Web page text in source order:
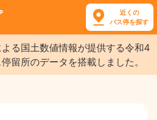
近くの
バス停を探す
る国土数値情報が提供する令和4
留所のデータを搭載しました。